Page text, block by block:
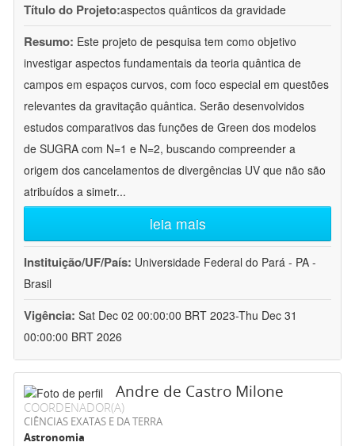
Título do Projeto:aspectos quânticos da gravidade
Resumo: Este projeto de pesquisa tem como objetivo
investigar aspectos fundamentais da teoria quântica de
campos em espaços curvos, com foco especial em questões
relevantes da gravitação quântica. Serão desenvolvidos
estudos comparativos das funções de Green dos modelos
de SUGRA com N=1 e N=2, buscando compreender a
origem dos cancelamentos de divergências UV que não são
atribuídos a simetr...
leia mais
Instituição/UF/País: Universidade Federal do Pará - PA -
Brasil
Vigência: Sat Dec 02 00:00:00 BRT 2023-Thu Dec 31
00:00:00 BRT 2026
Andre de Castro Milone
COORDENADOR(A)
CIÊNCIAS EXATAS E DA TERRA
Astronomia